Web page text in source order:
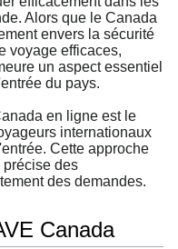
Alors que le Canada
envers la sécurité
voyage efficaces,
un aspect essentiel
du pays.
en ligne est le
internationaux
Cette approche
des
des demandes.
Canada